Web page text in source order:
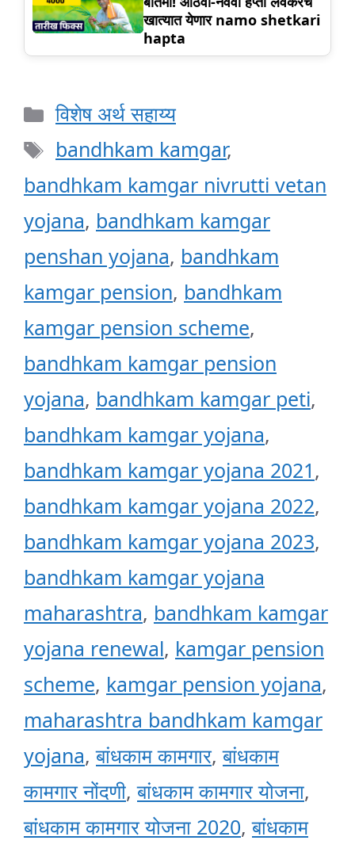
खात्यात येणार namo shetkari
hapta
Categories
विशेष अर्थ सहाय्य
Tags
bandhkam kamgar,
bandhkam kamgar nivrutti vetan
yojana, bandhkam kamgar
penshan yojana, bandhkam
kamgar pension, bandhkam
kamgar pension scheme,
bandhkam kamgar pension
yojana, bandhkam kamgar peti,
bandhkam kamgar yojana,
bandhkam kamgar yojana 2021,
bandhkam kamgar yojana 2022,
bandhkam kamgar yojana 2023,
bandhkam kamgar yojana
maharashtra, bandhkam kamgar
yojana renewal, kamgar pension
scheme, kamgar pension yojana,
maharashtra bandhkam kamgar
yojana,बांधकाम कामगार,बांधकाम
कामगार नोंदणी,बांधकाम कामगार योजना,
बांधकाम कामगार योजना 2020,बांधकाम